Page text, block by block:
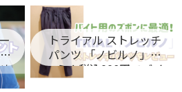
トライアル ストレッチ
パンツ 「ノビルノ」口
コミ！税込998円でバイ
ト用のズボンに最適！